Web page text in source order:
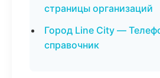
страницы организаций
Город Line City —
справочник